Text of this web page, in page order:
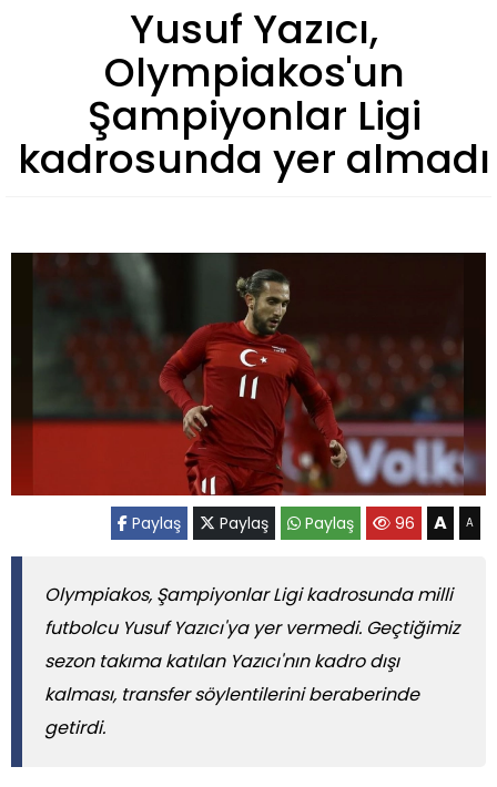
Yusuf Yazıcı,
Olympiakos'un
Şampiyonlar Ligi
kadrosunda yer almadı
Paylaş Paylaş Paylaş 96 A A
Olympiakos, Şampiyonlar Ligi kadrosunda milli
futbolcu Yusuf Yazıcı'ya yer vermedi. Geçtiğimiz
sezon takıma katılan Yazıcı'nın kadro dışı
kalması, transfer söylentilerini beraberinde
getirdi.